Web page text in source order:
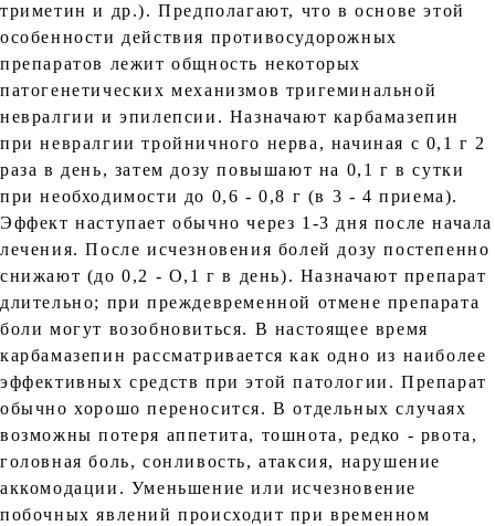
триметин и др.). Предполагают, что в основе этой
особенности действия противосудорожных
препаратов лежит общность некоторых
патогенетических механизмов тригеминальной
невралгии и эпилепсии. Назначают карбамазепин
при невралгии тройничного нерва, начиная с 0,1 г 2
раза в день, затем дозу повышают на 0,1 г в сутки
при необходимости до 0,6 - 0,8 г (в 3 - 4 приема).
Эффект наступает обычно через 1-3 дня после начала
лечения. После исчезновения болей дозу постепенно
снижают (до 0,2 - О,1 г в день). Назначают препарат
длительно; при преждевременной отмене препарата
боли могут возобновиться. В настоящее время
карбамазепин рассматривается как одно из наиболее
эффективных средств при этой патологии. Препарат
обычно хорошо переносится. В отдельных случаях
возможны потеря аппетита, тошнота, редко - рвота,
головная боль, сонливость, атаксия, нарушение
аккомодации. Уменьшение или исчезновение
побочных явлений происходит при временном